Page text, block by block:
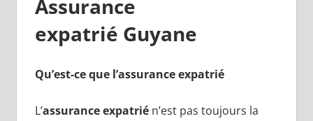
Assurance
expatrié Guyane
Qu’est-ce que l’assurance expatrié
L’assurance expatrié n’est pas toujours la